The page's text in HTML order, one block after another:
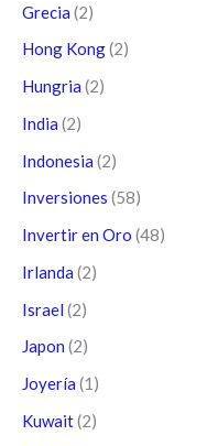
Grecia (2)
Hong Kong(2)
Hungria (2)
India (2)
Indonesia (2)
Inversiones (58)
Invertir en Oro (48)
Irlanda (2)
Israel (2)
Japon (2)
Joyería (1)
Kuwait(2)